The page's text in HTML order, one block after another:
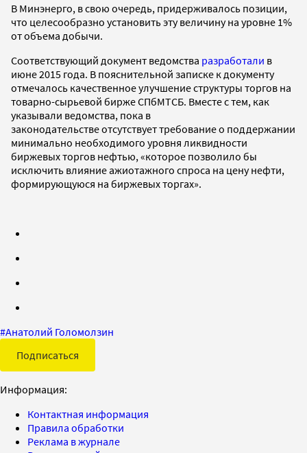
В Минэнерго, в свою очередь, придерживалось позиции,
что целесообразно установить эту величину на уровне 1%
от объема добычи.
Соответствующий документ ведомства разработали в
июне 2015 года. В пояснительной записке к документу
отмечалось качественное улучшение структуры торгов на
товарно-сырьевой бирже СПбМТСБ. Вместе с тем, как
указывали ведомства, пока в
законодательстве отсутствует требование о поддержании
минимально необходимого уровня ликвидности
биржевых торгов нефтью, «которое позволило бы
исключить влияние ажиотажного спроса на цену нефти,
формирующуюся на биржевых торгах».
#Анатолий Голомолзин
Подписаться
Информация:
Контактная информация
Правила обработки
Реклама в журнале